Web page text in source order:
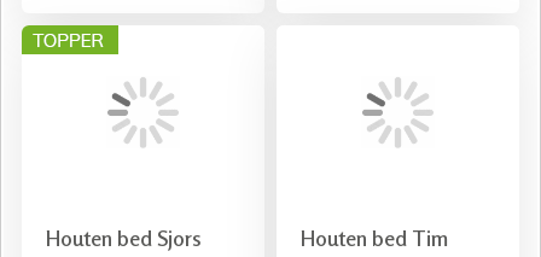
Houten bed Sjors Houten bed Tim